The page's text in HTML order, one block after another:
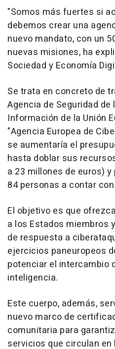
"Somos más fuertes si
debemos crear una
nuevo mandato, con un
nuevas misiones, ha
Sociedad y Economía
Se trata en concreto de
Agencia de Seguridad de
Información de la Unión
"Agencia Europea de
se aumentaría el
hasta doblar sus
a 23 millones de euros)
84 personas a contar
El objetivo es que
a los Estados miembros
de respuesta a
ejercicios paneuropeos
potenciar el intercambio
inteligencia.
Este cuerpo, además,
nuevo marco de
comunitaria para
servicios que circulan en